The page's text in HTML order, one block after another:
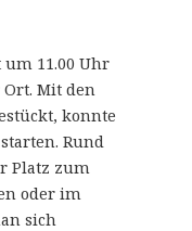
11.00 Uhr
Mit den
konnte
Rund
Platz zum
oder im
sich